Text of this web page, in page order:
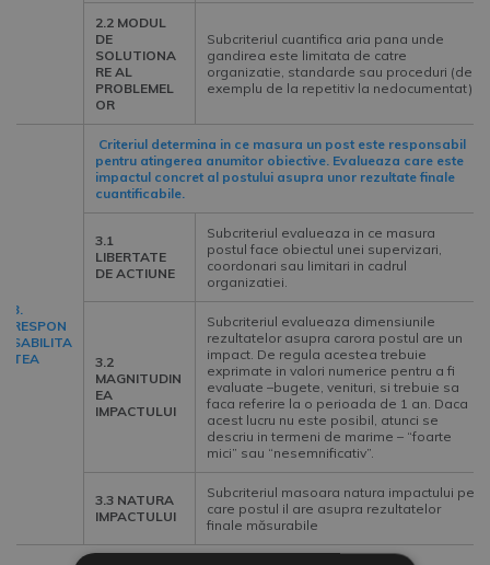
2.2 MODUL
DE
SOLUTIONA
RE AL
PROBLEMEL
OR
Subcriteriul cuantifica aria pana unde
gandirea este limitata de catre
organizatie, standarde sau proceduri (de
exemplu de la repetitiv la nedocumentat)
3.
RESPON
SABILITA
TEA
Criteriul determina in ce masura un post este responsabil
pentru atingerea anumitor obiective. Evalueaza care este
impactul concret al postului asupra unor rezultate finale
cuantificabile.
3.1
LIBERTATE
DE ACTIUNE
Subcriteriul evalueaza in ce masura
postul face obiectul unei supervizari,
coordonari sau limitari in cadrul
organizatiei.
3.2
MAGNITUDIN
EA
IMPACTULUI
Subcriteriul evalueaza dimensiunile
rezultatelor asupra carora postul are un
impact. De regula acestea trebuie
exprimate in valori numerice pentru a fi
evaluate –bugete, venituri, si trebuie sa
faca referire la o perioada de 1 an. Daca
acest lucru nu este posibil, atunci se
descriu in termeni de marime – “foarte
mici” sau “nesemnificativ”.
3.3 NATURA
IMPACTULUI
Subcriteriul masoara natura impactului pe
care postul il are asupra rezultatelor
finale măsurabile